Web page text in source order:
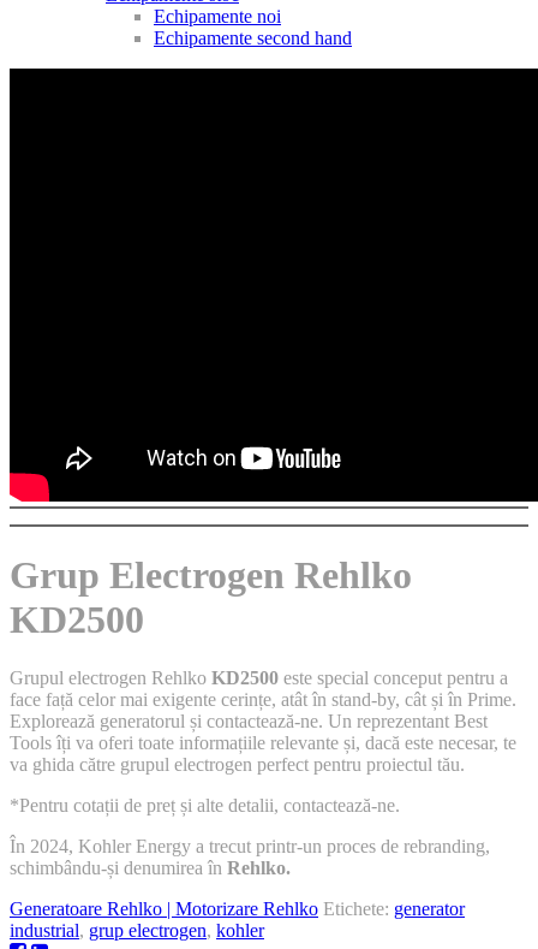
Echipamente noi
Echipamente second hand
Grup Electrogen Rehlko
KD2500
Grupul electrogen Rehlko KD2500 este special conceput pentru a
face față celor mai exigente cerințe, atât în stand-by, cât și în Prime.
Explorează generatorul și contactează-ne. Un reprezentant Best
Tools îți va oferi toate informațiile relevante și, dacă este necesar, te
va ghida către grupul electrogen perfect pentru proiectul tău.
*Pentru cotații de preț și alte detalii, contactează-ne.
În 2024, Kohler Energy a trecut printr-un proces de rebranding,
schimbându-și denumirea în Rehlko.
Generatoare Rehlko | Motorizare Rehlko Etichete: generator
industrial, grup electrogen, kohler